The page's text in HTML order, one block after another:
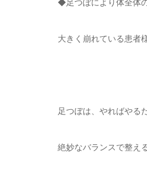
◆足つぼにより体全体
大きく崩れている患者
足つぼは、やればやる
絶妙なバランスで整え